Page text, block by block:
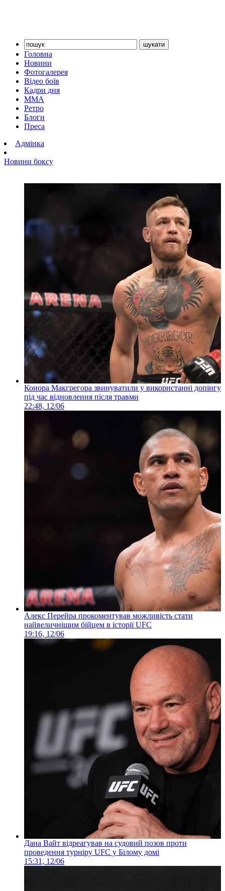
Головна
Новини
Фотогалерея
Відео боїв
Кадри дня
ММА
Ретро
Блоги
Преса
Адмінка
Новини боксу
Конора Макгрегора звинуватили у використанні допінгу
під час відновлення після травми
22:48, 12/06
Алекс Перейра прокоментував можливість стати
найвеличнішим бійцем в історії UFC
19:16, 12/06
Дана Вайт відреагував на судовий позов проти
проведення турніру UFC у Білому домі
15:31, 12/06